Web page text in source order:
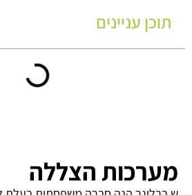
תוכן עניינים
מערכות הצללה